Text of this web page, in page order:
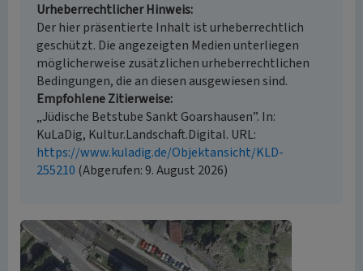
Urheberrechtlicher Hinweis
Der hier präsentierte Inhalt ist urheberrechtlich
geschützt. Die angezeigten Medien unterliegen
möglicherweise zusätzlichen urheberrechtlichen
Bedingungen, die an diesen ausgewiesen sind.
Empfohlene Zitierweise
„Jüdische Betstube Sankt Goarshausen”. In:
KuLaDig, Kultur.Landschaft.Digital. URL:
https://www.kuladig.de/Objektansicht/KLD-
255210 (Abgerufen: 9. August 2026)